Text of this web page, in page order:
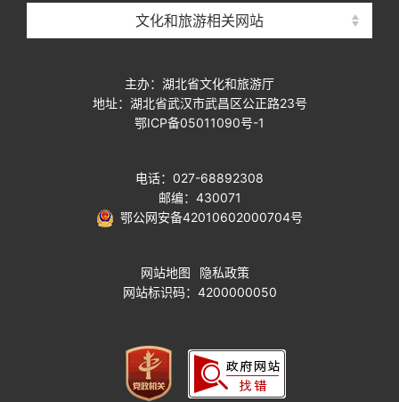
文化和旅游相关网站
主办：湖北省文化和旅游厅
地址：湖北省武汉市武昌区公正路23号
鄂ICP备05011090号-1
电话：027-68892308
邮编：430071
鄂公网安备42010602000704号
网站地图
隐私政策
网站标识码：4200000050